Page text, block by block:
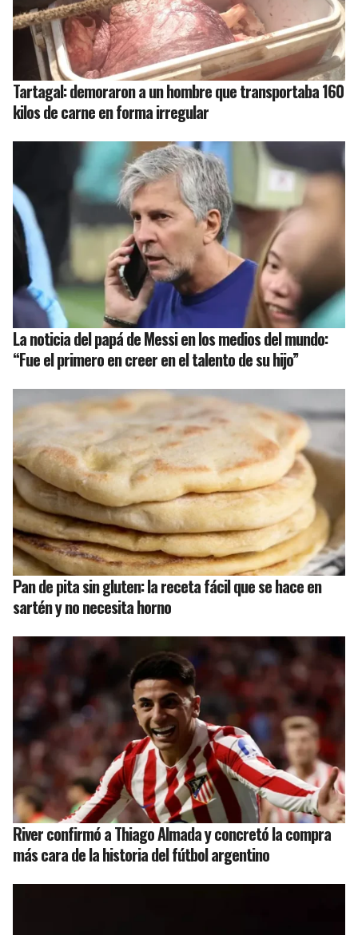
Tartagal: demoraron a un hombre que transportaba 160
kilos de carne en forma irregular
La noticia del papá de Messi en los medios del mundo:
“Fue el primero en creer en el talento de su hijo”
Pan de pita sin gluten: la receta fácil que se hace en
sartén y no necesita horno
River confirmó a Thiago Almada y concretó la compra
más cara de la historia del fútbol argentino